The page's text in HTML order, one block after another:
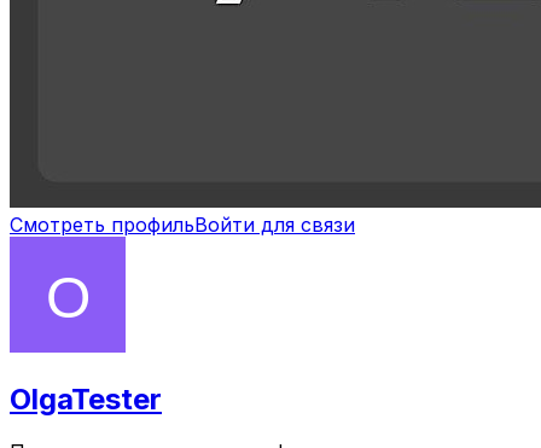
Смотреть профильВойти для связи
OlgaTester